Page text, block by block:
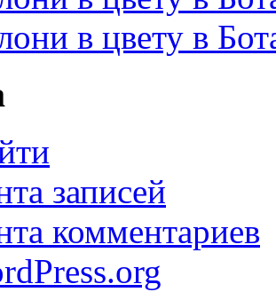
в цвету в
записей
комментариев